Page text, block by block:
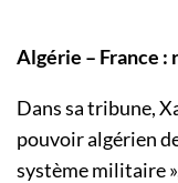
Algérie – France
Dans sa tribune,
pouvoir algérien
système militaire